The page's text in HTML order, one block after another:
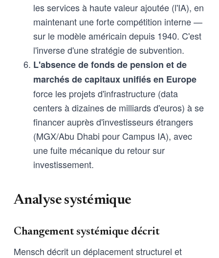
les services à haute valeur ajoutée (l'IA), en
maintenant une forte compétition interne —
sur le modèle américain depuis 1940. C'est
l'inverse d'une stratégie de subvention.
L'absence de fonds de pension et de
marchés de capitaux unifiés en Europe
force les projets d'infrastructure (data
centers à dizaines de milliards d'euros) à se
financer auprès d'investisseurs étrangers
(MGX/Abu Dhabi pour Campus IA), avec
une fuite mécanique du retour sur
investissement.
Analyse systémique
Changement systémique décrit
Mensch décrit un déplacement structurel et